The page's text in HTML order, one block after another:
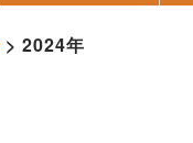
> 2024年